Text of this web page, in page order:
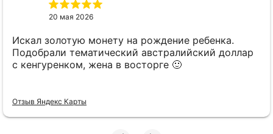
20 мая 2026
Искал золотую монету на рождение ребенка.
Подобрали тематический австралийский доллар
с кенгуренком, жена в восторге 🙂
Отзыв Яндекс Карты